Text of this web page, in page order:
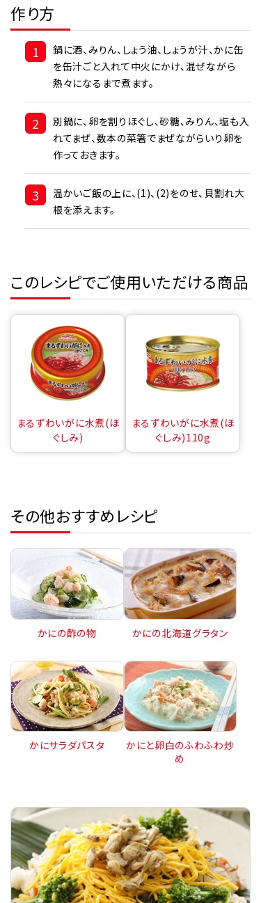
作り方
1
鍋に酒、みりん、しょう油、しょうが汁、かに缶
を缶汁ごと入れて中火にかけ、混ぜながら
熱々になるまで煮ます。
2
別鍋に、卵を割りほぐし、砂糖、みりん、塩も入
れてまぜ、数本の菜箸でまぜながらいり卵を
作っておきます。
3
温かいご飯の上に、(1)、(2)をのせ、貝割れ大
根を添えます。
このレシピでご使用いただける商品
まるずわいがに水煮(ほ
ぐしみ)
まるずわいがに水煮(ほ
ぐしみ)110g
その他おすすめレシピ
かにの酢の物 かにの北海道グラタン
かにサラダパスタ
かにと卵白のふわふわ炒
め